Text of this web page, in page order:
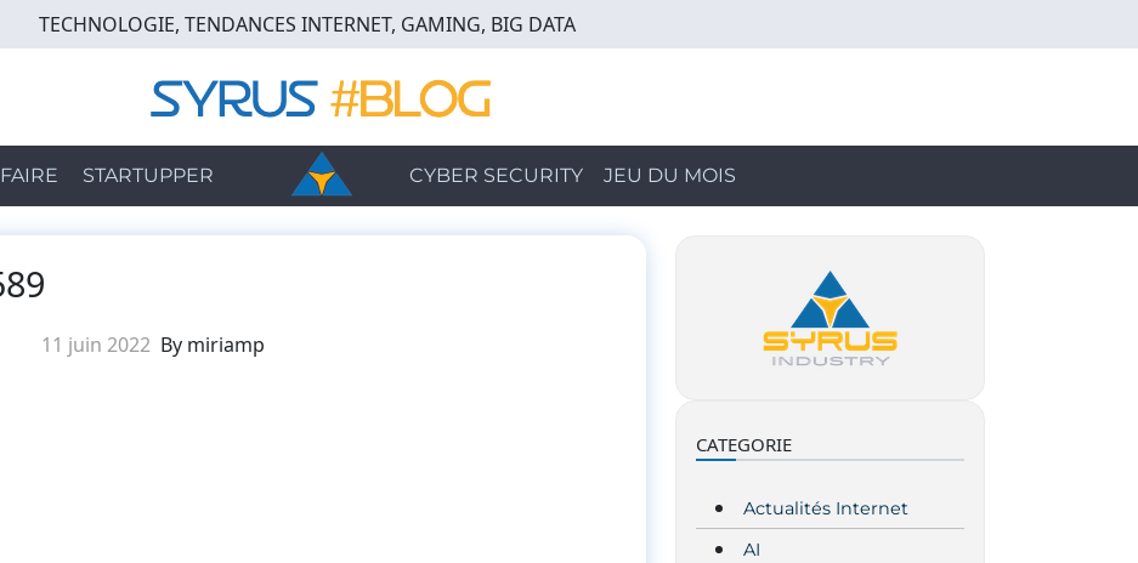
TECHNOLOGIE, TENDANCES INTERNET, GAMING, BIG DATA
STARTUPPER CYBER SECURITY JEU DU MOIS
11 juin 2022 By miriamp
CATEGORIE
Actualités Internet
AI